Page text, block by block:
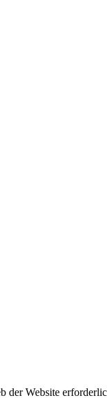
der Website